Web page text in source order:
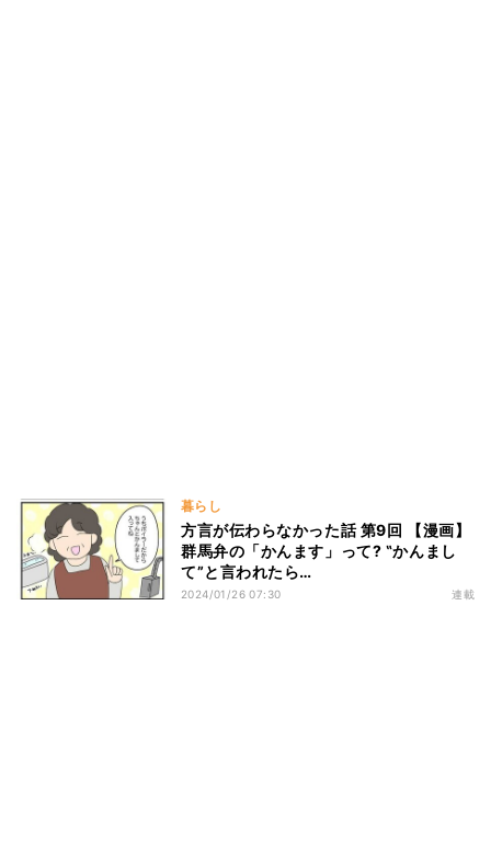
暮らし
方言が伝わらなかった話 第9回 【漫画】
群馬弁の「かんます」って? ‟かんまし
て”と言われたら…
2024/01/26 07:30 連載